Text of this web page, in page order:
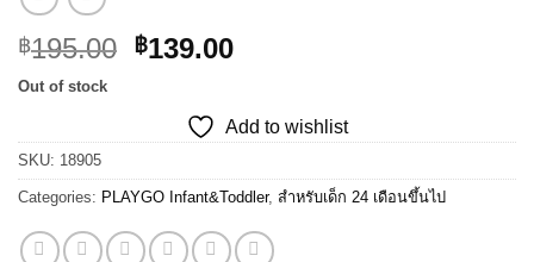
฿195.00 Original
฿195.00.
฿139.00Current
฿139.00.
Out of stock
Add to wishlist
SKU: 18905
Categories: PLAYGO Infant&Toddler, สำหรับเด็ก 24 เดือนขึ้นไป